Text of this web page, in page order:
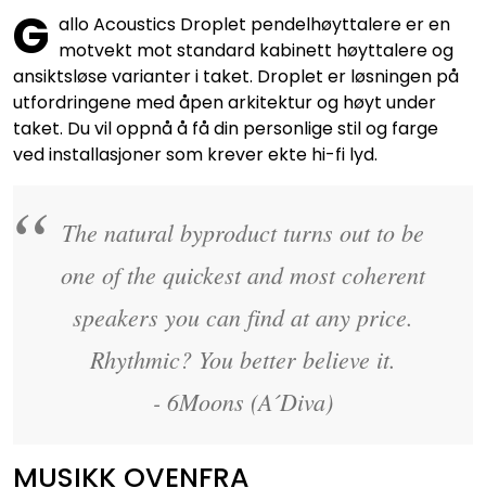
G allo Acoustics Droplet pendelhøyttalere er en
motvekt mot standard kabinett høyttalere og
ansiktsløse varianter i taket. Droplet er løsningen på
utfordringene med åpen arkitektur og høyt under
taket. Du vil oppnå å få din personlige stil og farge
ved installasjoner som krever ekte hi-fi lyd.
The natural byproduct turns out to be
one of the quickest and most coherent
speakers you can find at any price.
Rhythmic? You better believe it.
- 6Moons (A´Diva)
MUSIKK OVENFRA